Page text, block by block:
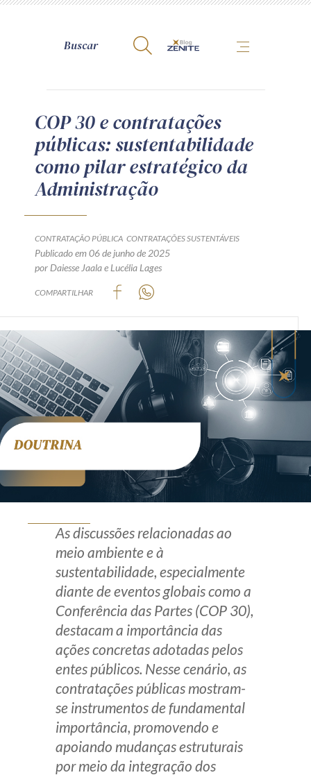
A Zênite
Como publicar conosco
Site da Zênite
Contato
Política de Privacidade
Guia de Direitos dos Titulares de Dados
Encarregado (contato)
Produtos e serviços
Zênite Fácil IA
Zênite Play
Orientação por Escrito
Mentoria Zênite
Capacitação
Eventos presenciais
Zênite in Company
Diferenciais
Receba por RSS
Av. Sete de Setembro, 4698
Batel Curitiba/PR CEP80240-000
Telefone (41) 2109-8666
Whatsapp (41) 98881-6616
COP 30 e contratações
públicas: sustentabilidade
como pilar estratégico da
Administração
CONTRATAÇÃO PÚBLICA CONTRATAÇÕES SUSTENTÁVEIS
Publicado em 06 de junho de 2025
por Daiesse Jaalae Lucélia Lages
COMPARTILHAR
As discussões relacionadas ao
meio ambiente e à
sustentabilidade, especialmente
diante de eventos globais como a
Conferência das Partes (COP 30),
destacam a importância das
ações concretas adotadas pelos
entes públicos. Nesse cenário, as
contratações públicas mostram-
se instrumentos de fundamental
importância, promovendo e
apoiando mudanças estruturais
por meio da integração dos